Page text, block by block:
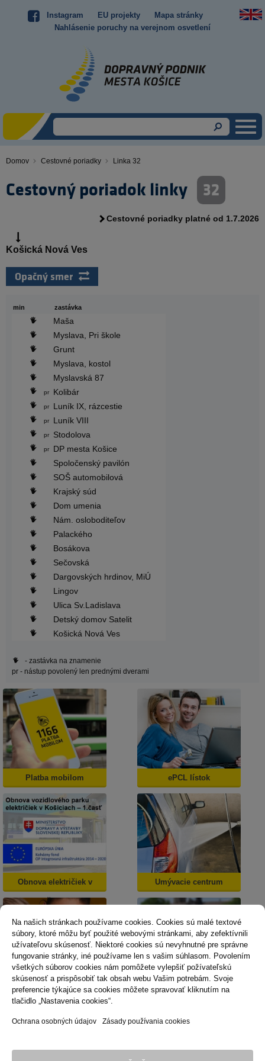
Instagram EU projekty
Mapa stránky
Nahlásenie poruchy na verejnom osvetlení
Domov Cestovné poriadky Linka 32
Cestovný poriadok linky 32
Cestovné poriadky platné od 1.7.2026
Na našich stránkach používame cookies. Cookies sú malé textové
súbory, ktoré môžu byť použité webovými stránkami, aby zefektívnili
užívateľovu skúsenosť. Niektoré cookies sú nevyhnutné pre správne
fungovanie stránky, iné používame len s vašim súhlasom. Povolením
všetkých súborov cookies nám pomôžete vylepšiť požívateľskú
skúsenosť a prispôsobiť tak obsah webu Vašim potrebám. Svoje
preferencie týkajúce sa cookies môžete spravovať kliknutím na
tlačidlo „Nastavenia cookies“.
Ochrana osobných údajov Zásady používania cookies
Košická Nová Ves
Opačný smer
min zastávka
Maša
Myslava, Pri škole
Grunt
Myslava, kostol
Myslavská 87
pr Kolibár
pr Luník IX, rázcestie
pr Luník VIII
pr Stodolova
pr
DP mesta Košice
Spoločenský pavilón
SOŠ automobilová
Krajský súd
Dom umenia
Nám. osloboditeľov
Palackého
Bosákova
Sečovská
Dargovských hrdinov, MiÚ
Lingov
Ulica Sv.Ladislava
Detský domov Satelit
Košická Nová Ves
- zastávka na znamenie
pr - nástup povolený len prednými dverami
Platba mobilom ePCL lístok
Obnova električiek v
Košiciach
Umývacie centrum
Dopravná psychológia Mestská karta